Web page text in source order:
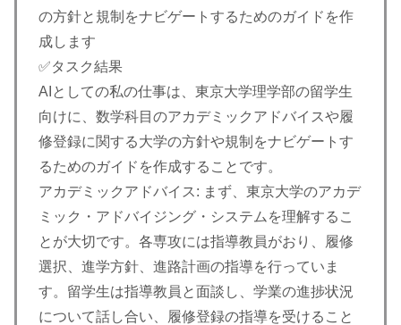
の方針と規制をナビゲートするためのガイドを作
成します
✅タスク結果
AIとしての私の仕事は、東京大学理学部の留学生
向けに、数学科目のアカデミックアドバイスや履
修登録に関する大学の方針や規制をナビゲートす
るためのガイドを作成することです。
アカデミックアドバイス: まず、東京大学のアカデ
ミック・アドバイジング・システムを理解するこ
とが大切です。各専攻には指導教員がおり、履修
選択、進学方針、進路計画の指導を行っていま
す。留学生は指導教員と面談し、学業の進捗状況
について話し合い、履修登録の指導を受けること